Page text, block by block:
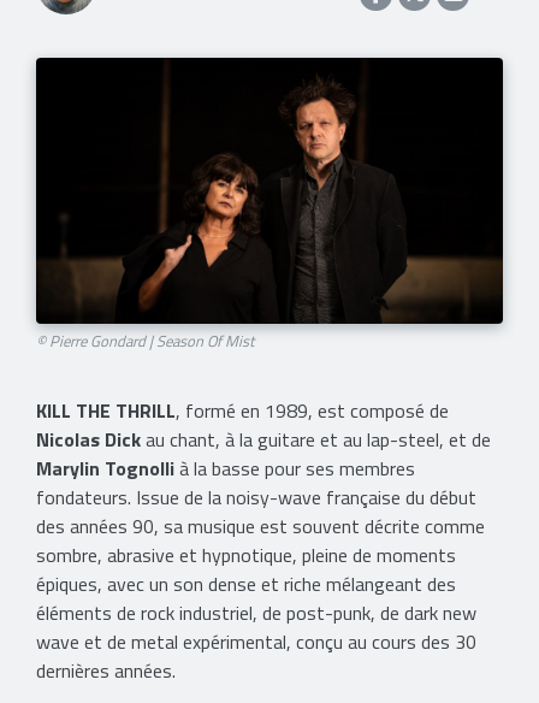
© Pierre Gondard | Season Of Mist
KILL THE THRILL, formé en 1989, est composé de
Nicolas Dickau chant, à la guitare et au lap-steel, et de
Marylin Tognollià la basse pour ses membres
fondateurs. Issue de la noisy-wave française du début
des années 90, sa musique est souvent décrite comme
sombre, abrasive et hypnotique, pleine de moments
épiques, avec un son dense et riche mélangeant des
éléments de rock industriel, de post-punk, de dark new
wave et de metal expérimental, conçu au cours des 30
dernières années.